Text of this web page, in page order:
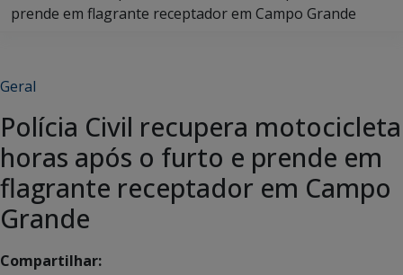
prende em flagrante receptador em Campo Grande
Geral
Polícia Civil recupera motocicleta
horas após o furto e prende em
flagrante receptador em Campo
Grande
Compartilhar: